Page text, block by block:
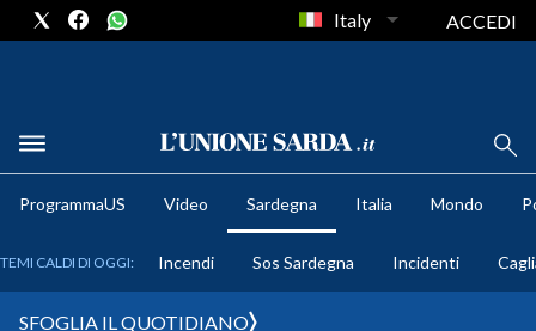
METEO
Italy ACCEDI
ProgrammaUS Video Sardegna Italia Mondo
TEMI CALDI DI OGGI: Incendi Sos Sardegna Incidenti
SFOGLIA IL QUOTIDIANO